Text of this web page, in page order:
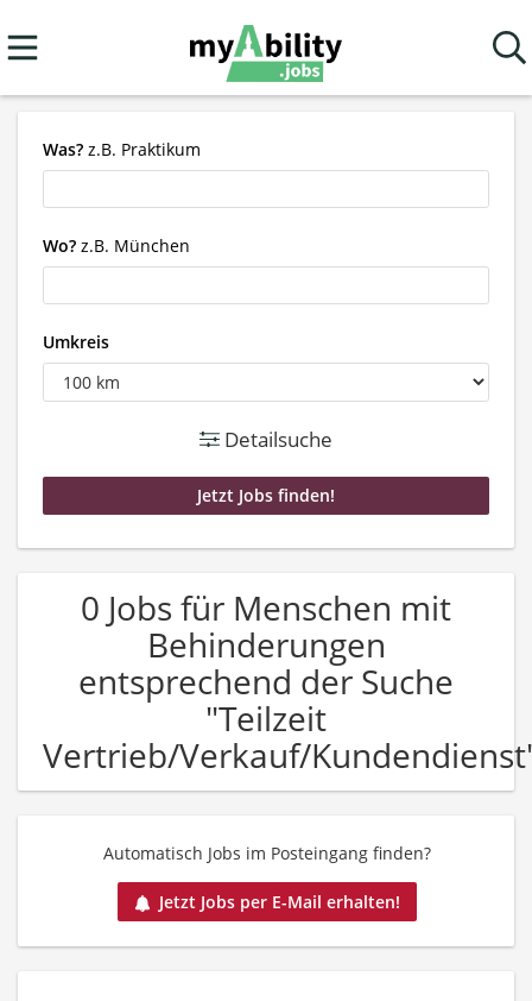
Was? z.B. Praktikum
Wo? z.B. München
Umkreis
Detailsuche
0 Jobs für Menschen mit
Behinderungen
entsprechend der Suche
"Teilzeit
Vertrieb/Verkauf/
Automatisch Jobs im Posteingang finden?
Jetzt Jobs per E-Mail erhalten!